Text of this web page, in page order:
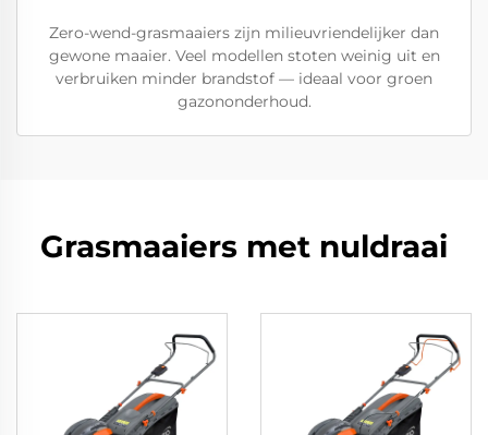
Zero-wend-grasmaaiers zijn milieuvriendelijker dan
gewone maaier. Veel modellen stoten weinig uit en
verbruiken minder brandstof — ideaal voor groen
gazononderhoud.
Grasmaaiers met nuldraai